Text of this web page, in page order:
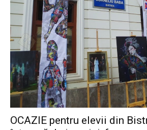
OCAZIE pentru elevii din